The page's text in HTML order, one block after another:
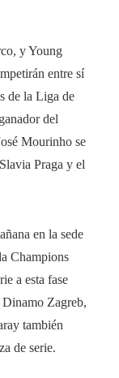
y Young
entre sí
de la Liga de
del
Mourinho se
Praga y el
en la sede
Champions
a esta fase
Zagreb,
también
de serie.